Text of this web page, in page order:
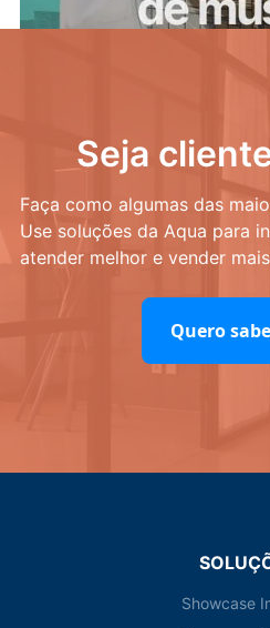
Seja
Faça como algumas das
Use soluções da Aqua para
atender melhor e vender
Quero
Showcase